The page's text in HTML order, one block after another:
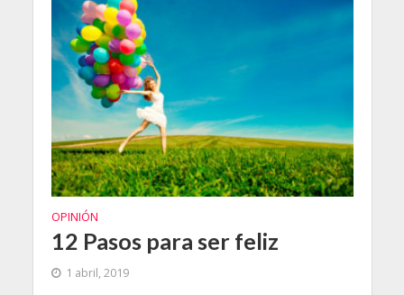
OPINIÓN
12 Pasos para ser feliz
1 abril, 2019